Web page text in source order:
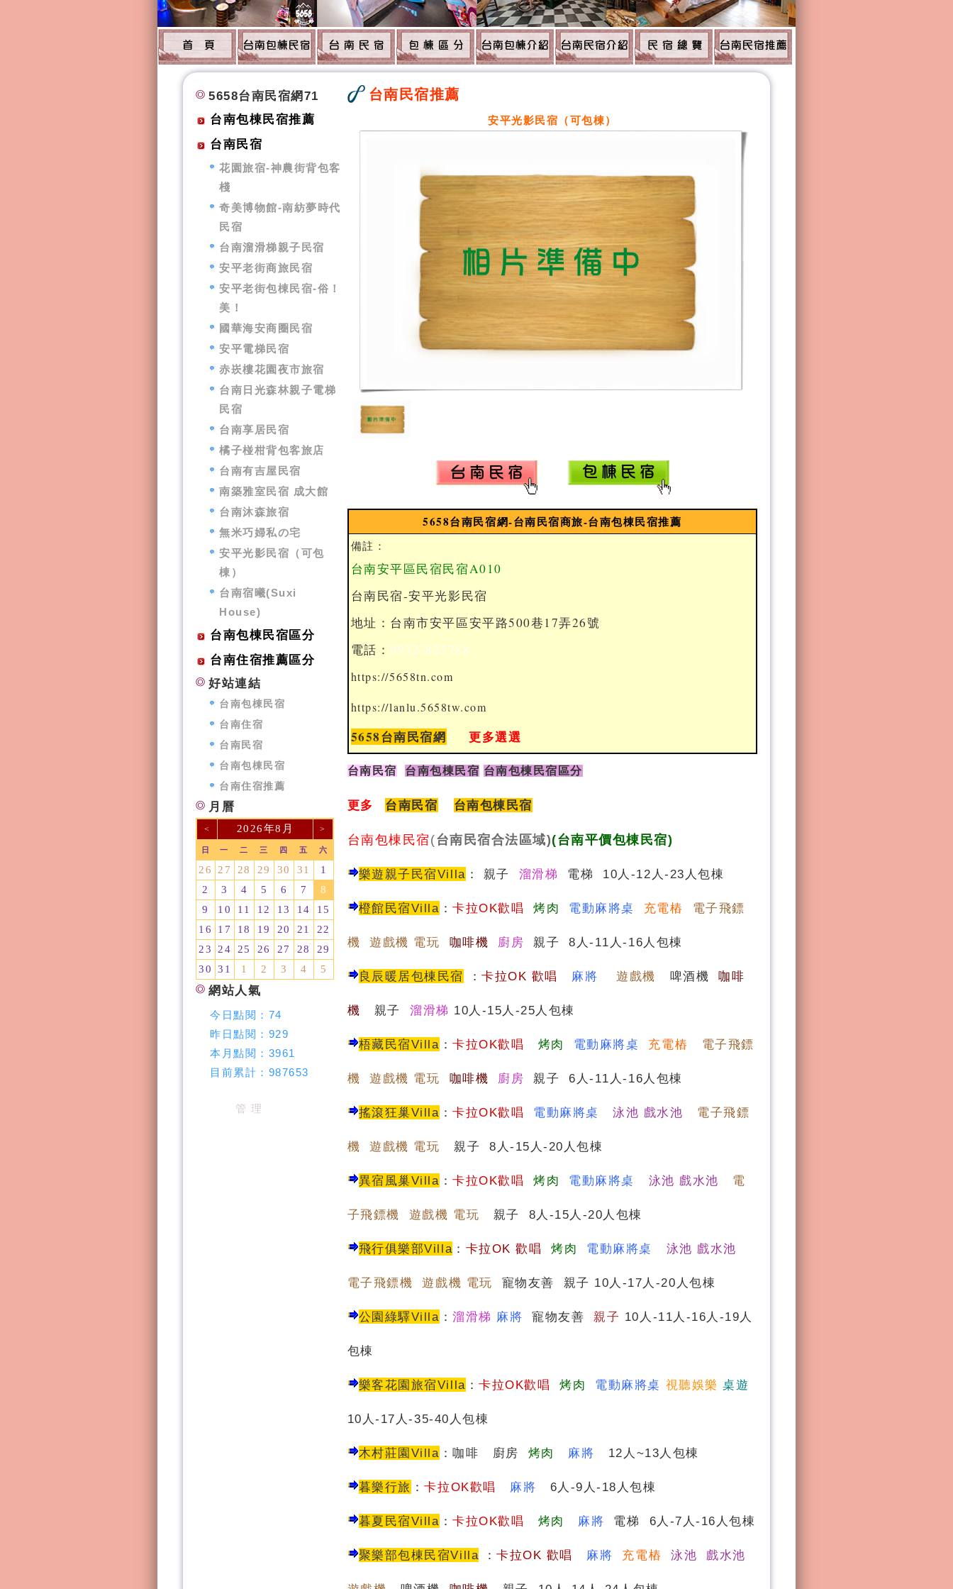
台南民宿推薦
安平光影民宿（可包棟）
5658台南民宿網-台南民宿商旅-台南包棟民宿推薦
備註：
台南安平區民宿民宿A010
台南民宿-安平光影民宿
地址：台南市安平區安平路500巷17弄26號
電話：0932-825788
https://5658tn.com
https://lanlu.5658tw.com
5658台南民宿網 更多選選
台南民宿 台南包棟民宿 台南包棟民宿區分
更多 台南民宿 台南包棟民宿
台南包棟民宿 (台南民宿合法區域)(台南平價包棟民宿)
樂遊親子民宿Villa ： 親子 溜滑梯 電梯 10人-12人-23人包棟
橙館民宿Villa ：卡拉OK歡唱 烤肉 電動麻將桌 充電樁 電子飛鏢
機 遊戲機 電玩 咖啡機 廚房 親子 8人-11人-16人包棟
良辰暖居包棟民宿 ：卡拉OK 歡唱 麻將 遊戲機 啤酒機咖啡
機 親子溜滑梯 10人-15人-25人包棟
梧藏民宿Villa ：卡拉OK歡唱 烤肉 電動麻將桌 充電樁 電子飛鏢
機 遊戲機 電玩 咖啡機 廚房 親子 6人-11人-16人包棟
搖滾狂巢Villa ：卡拉OK歡唱 電動麻將桌 泳池 戲水池 電子飛鏢
機 遊戲機 電玩 親子 8人-15人-20人包棟
異宿風巢Villa ：卡拉OK歡唱 烤肉 電動麻將桌 泳池 戲水池 電
子飛鏢機 遊戲機 電玩 親子 8人-15人-20人包棟
飛行俱樂部Villa ： 卡拉OK 歡唱 烤肉 電動麻將桌 泳池 戲水池
電子飛鏢機 遊戲機 電玩 寵物友善 親子 10人-17人-20人包棟
公園綠驛Villa ：溜滑梯 麻將 寵物友善 親子 10人-11人-16人-19人
包棟
樂客花園旅宿Villa ：卡拉OK歡唱 烤肉 電動麻將桌 視聽娛樂 桌遊
10人-17人-35-40人包棟
木村莊園Villa ：咖啡 廚房 烤肉 麻將 12人~13人包棟
暮樂行旅 ：卡拉OK歡唱 麻將 6人-9人-18人包棟
暮夏民宿Villa ：卡拉OK歡唱 烤肉 麻將 電梯 6人-7人-16人包棟
聚樂部包棟民宿Villa ：卡拉OK 歡唱 麻將 充電樁 泳池 戲水池
5658台南民宿網71
台南包棟民宿推薦
台南民宿
花園旅宿-神農街背包客
棧
奇美博物館-南紡夢時代
民宿
台南溜滑梯親子民宿
安平老街商旅民宿
安平老街包棟民宿-俗！
美！
國華海安商圈民宿
安平電梯民宿
赤崁樓花園夜市旅宿
台南日光森林親子電梯
民宿
台南享居民宿
橘子椪柑背包客旅店
台南有吉屋民宿
南築雅室民宿 成大館
台南沐森旅宿
無米巧婦私の宅
安平光影民宿（可包
棟）
台南宿曦(Suxi
House)
台南包棟民宿區分
台南住宿推薦區分
好站連結
台南包棟民宿
台南住宿
台南民宿
台南包棟民宿
台南住宿推薦
月曆
< 2026年8月 >
日 一 二 三 四 五 六
26 27 28 29 30 31
1
2
3 4 5 6 7
8
9
10 11 12 13 14
15
16
17 18 19 20 21
22
23
24 25 26 27 28
29
30
31 1 2 3 4 5
網站人氣
今日點閱： 74
昨日點閱： 929
本月點閱： 3961
目前累計： 987653
管 理